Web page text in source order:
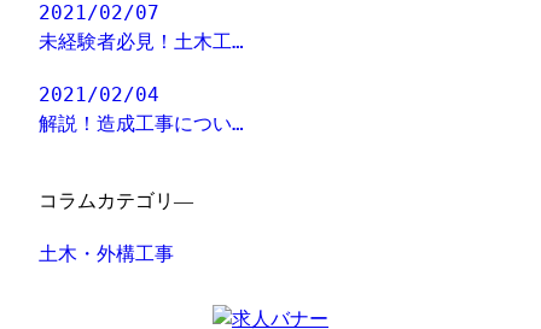
2021/02/07
未経験者必見！土木工…
2021/02/04
解説！造成工事につい…
コラムカテゴリ―
土木・外構工事